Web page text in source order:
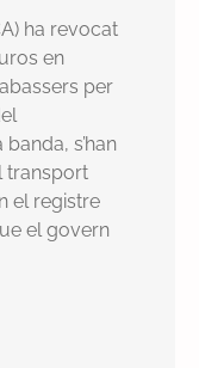
ha revocat
en
per
s’han
transport
el registre
el govern